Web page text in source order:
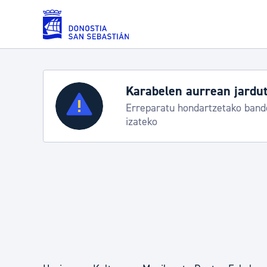
Eduki nagusira joan
Zerbitzuak
Errolda eta gai pertsonalak
Karabelen aurrean
Erreparatu hondartzetako
izateko